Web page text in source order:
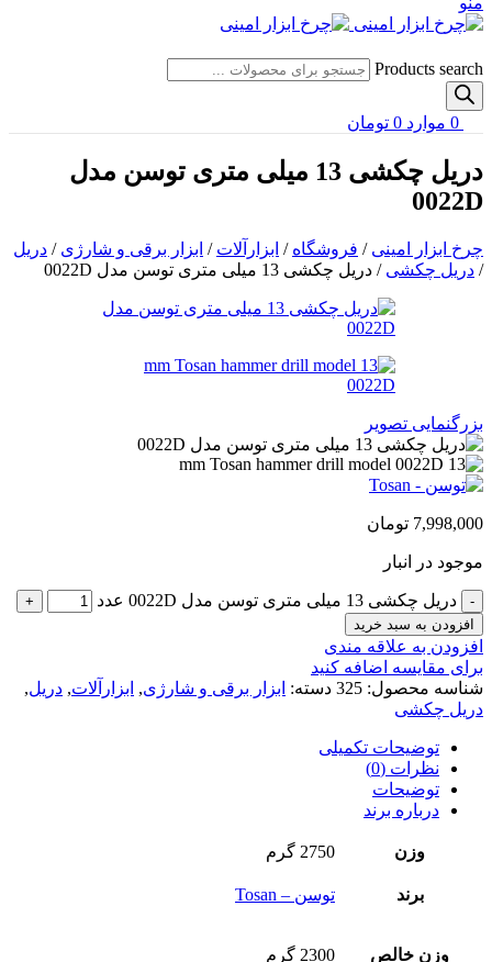
Products search
0 موارد 0 تومان
دریل چکشی 13 میلی متری توسن مدل
0022D
چرخ ابزار امینی / فروشگاه / ابزارآلات / ابزار برقی و شارژی / دریل
/ دریل چکشی / دریل چکشی 13 میلی متری توسن مدل 0022D
بزرگنمایی تصویر
7,998,000 تومان
موجود در انبار
دریل چکشی 13 میلی متری توسن مدل 0022D عدد
افزودن به سبد خرید
افزودن به علاقه مندی
برای مقایسه اضافه کنید
شناسه محصول: 325 دسته: ابزار برقی و شارژی, ابزارآلات, دریل,
دریل چکشی
توضیحات تکمیلی
نظرات (0)
توضیحات
درباره برند
وزن 2750 گرم
برند توسن – Tosan
وزن خالص 2300 گرم